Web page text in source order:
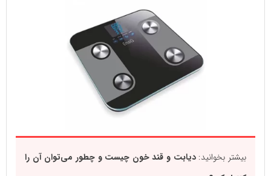
بیشتر بخوانید:دیابت و قند خون چیست و چطور می‌توان آن را